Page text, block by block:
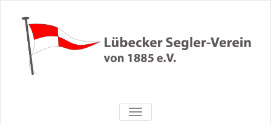
springen
NAVIGATION UMSCHALTEN